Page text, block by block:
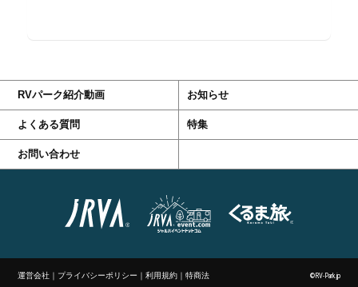
RVパーク紹介動画 お知らせ
よくある質問 特集
お問い合わせ
運営会社 ｜ プライバシーポリシー ｜利用規約 ｜特商法 ©RV-Park.jp